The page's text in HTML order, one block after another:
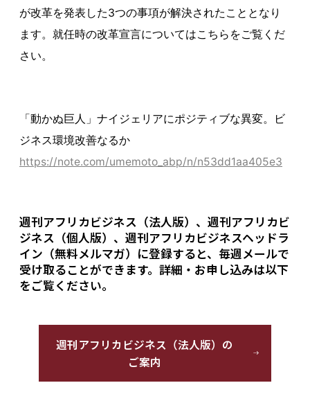
が改革を発表した3つの事項が解決されたこととなり
ます。就任時の改革宣言についてはこちらをご覧くだ
さい。
「動かぬ巨人」ナイジェリアにポジティブな異変。ビ
ジネス環境改善なるか
https://note.com/umemoto_abp/n/n53dd1aa405e3
週刊アフリカビジネス（法人版）、週刊アフリカビ
ジネス（個人版）、週刊アフリカビジネスヘッドラ
イン（無料メルマガ）に登録すると、毎週メールで
受け取ることができます。詳細・お申し込みは以下
をご覧ください。
週刊アフリカビジネス（法人版）の
ご案内